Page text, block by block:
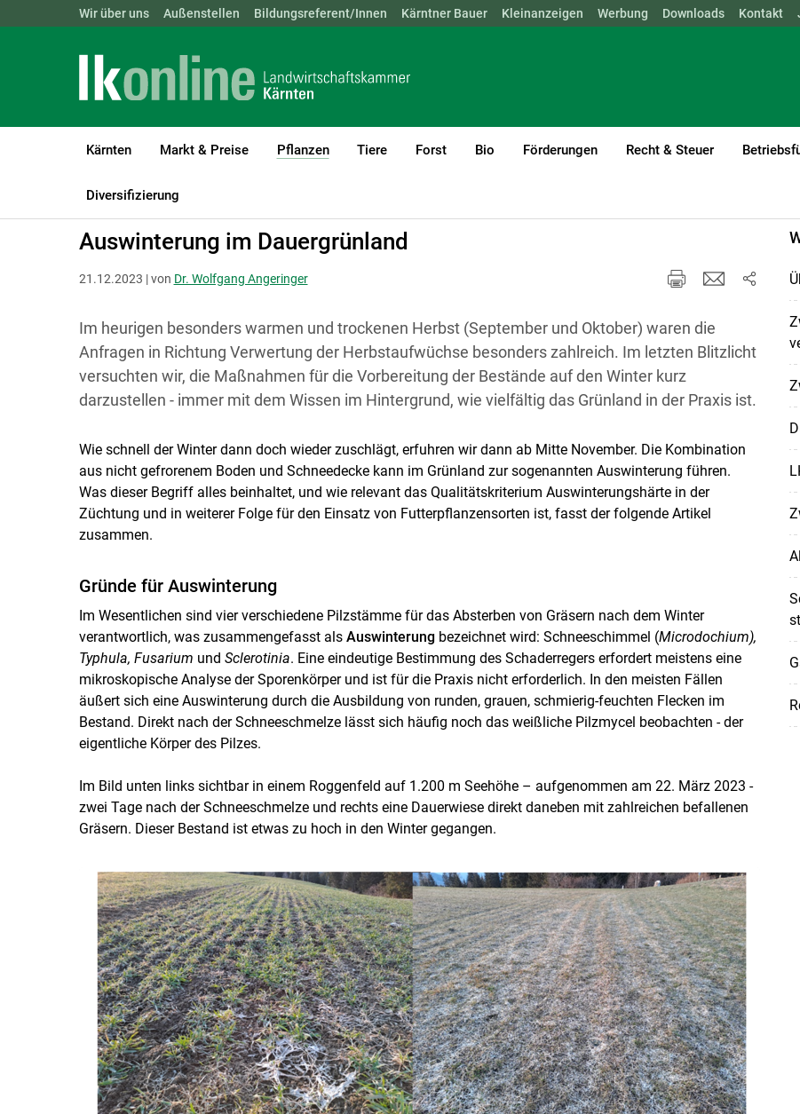
Landwirtschaftskammern: ÖSTERREICH BGLD KTN NÖ OÖ SBG STMK TIROL VBG WIEN
Wir über uns Außenstellen Bildungsreferent/Innen Kärntner Bauer Kleinanzeigen Werbung Downloads Kontakt
Kärnten Markt & Preise Pflanzen
(current)1
Tiere Forst Bio Förderungen Recht & Steuer
Diversifizierung
LK Kärnten Pflanzen
Auswinterung im Dauergrünland
21.12.2023 | von Dr. Wolfgang Angeringer
Im heurigen besonders warmen und trockenen Herbst (September und Oktober) waren die
Anfragen in Richtung Verwertung der Herbstaufwüchse besonders zahlreich. Im letzten Blitzlicht
versuchten wir, die Maßnahmen für die Vorbereitung der Bestände auf den Winter kurz
darzustellen - immer mit dem Wissen im Hintergrund, wie vielfältig das Grünland in der Praxis ist.
Wie schnell der Winter dann doch wieder zuschlägt, erfuhren wir dann ab Mitte November. Die Kombination
aus nicht gefrorenem Boden und Schneedecke kann im Grünland zur sogenannten Auswinterung führen.
Was dieser Begriff alles beinhaltet, und wie relevant das Qualitätskriterium Auswinterungshärte in der
Züchtung und in weiterer Folge für den Einsatz von Futterpflanzensorten ist, fasst der folgende Artikel
zusammen.
Gründe für Auswinterung
Im Wesentlichen sind vier verschiedene Pilzstämme für das Absterben von Gräsern nach dem Winter
verantwortlich, was zusammengefasst als Auswinterungbezeichnet wird: Schneeschimmel (Microdochium),
Typhula, Fusarium und Sclerotinia. Eine eindeutige Bestimmung des Schaderregers erfordert meistens eine
mikroskopische Analyse der Sporenkörper und ist für die Praxis nicht erforderlich. In den meisten Fällen
äußert sich eine Auswinterung durch die Ausbildung von runden, grauen, schmierig-feuchten Flecken im
Bestand. Direkt nach der Schneeschmelze lässt sich häufig noch das weißliche Pilzmycel beobachten - der
eigentliche Körper des Pilzes.
Im Bild unten links sichtbar in einem Roggenfeld auf 1.200 m Seehöhe – aufgenommen am 22. März 2023 -
zwei Tage nach der Schneeschmelze und rechts eine Dauerwiese direkt daneben mit zahlreichen befallenen
Gräsern. Dieser Bestand ist etwas zu hoch in den Winter gegangen.